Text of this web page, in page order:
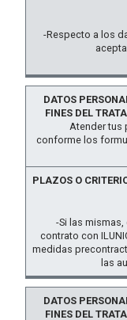
-Respecto a los
Atender tus
conforme los
-Si las
contrato con
medidas
las